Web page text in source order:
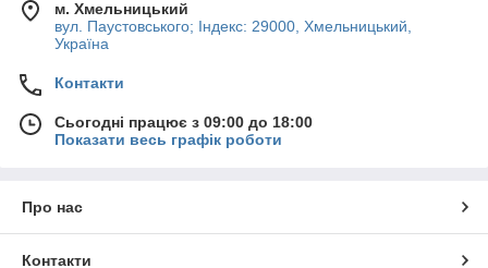
м. Хмельницький
вул. Паустовського; Індекс: 29000, Хмельницький,
Україна
Контакти
Сьогодні працює з 09:00 до 18:00
Показати весь графік роботи
Про нас
Контакти